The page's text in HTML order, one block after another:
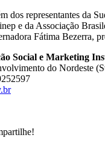
dos representantes da
e da Associação
Fátima Bezerra,
Social e Marketing
do Nordeste